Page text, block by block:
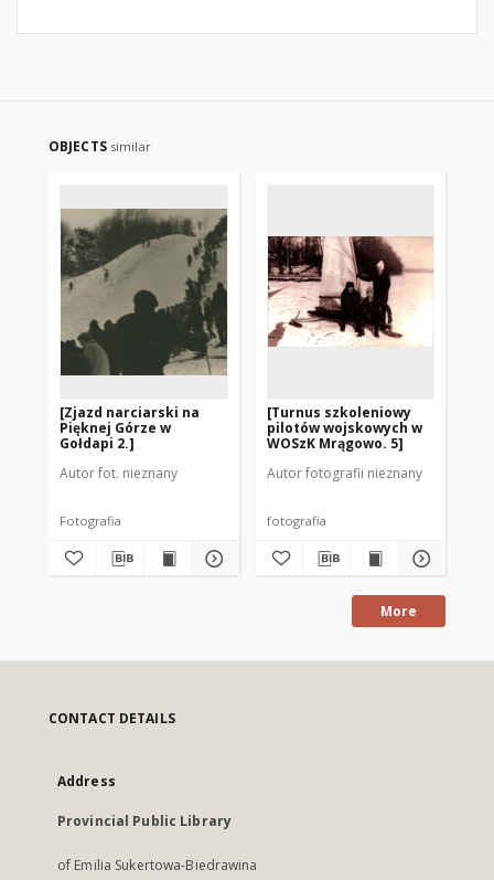
OBJECTS similar
[Zjazd narciarski na
Pięknej Górze w
Gołdapi 2.]
Autor fot. nieznany
Fotografia
[Turnus szkoleniowy
pilotów wojskowych w
WOSzK Mrągowo. 5]
Autor fotografii nieznany
fotografia
More
CONTACT DETAILS
Address
Provincial Public Library
of Emilia Sukertowa-Biedrawina